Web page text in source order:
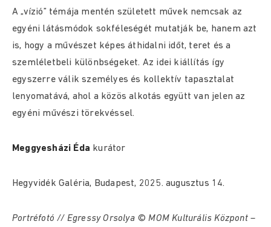
A „vízió” témája mentén született művek nemcsak az
egyéni látásmódok sokféleségét mutatják be, hanem azt
is, hogy a művészet képes áthidalni időt, teret és a
szemléletbeli különbségeket. Az idei kiállítás így
egyszerre válik személyes és kollektív tapasztalat
lenyomatává, ahol a közös alkotás együtt van jelen az
egyéni művészi törekvéssel.
Meggyesházi Éda kurátor
Hegyvidék Galéria, Budapest, 2025. augusztus 14.
Portréfotó // Egressy Orsolya © MOM Kulturális Központ –